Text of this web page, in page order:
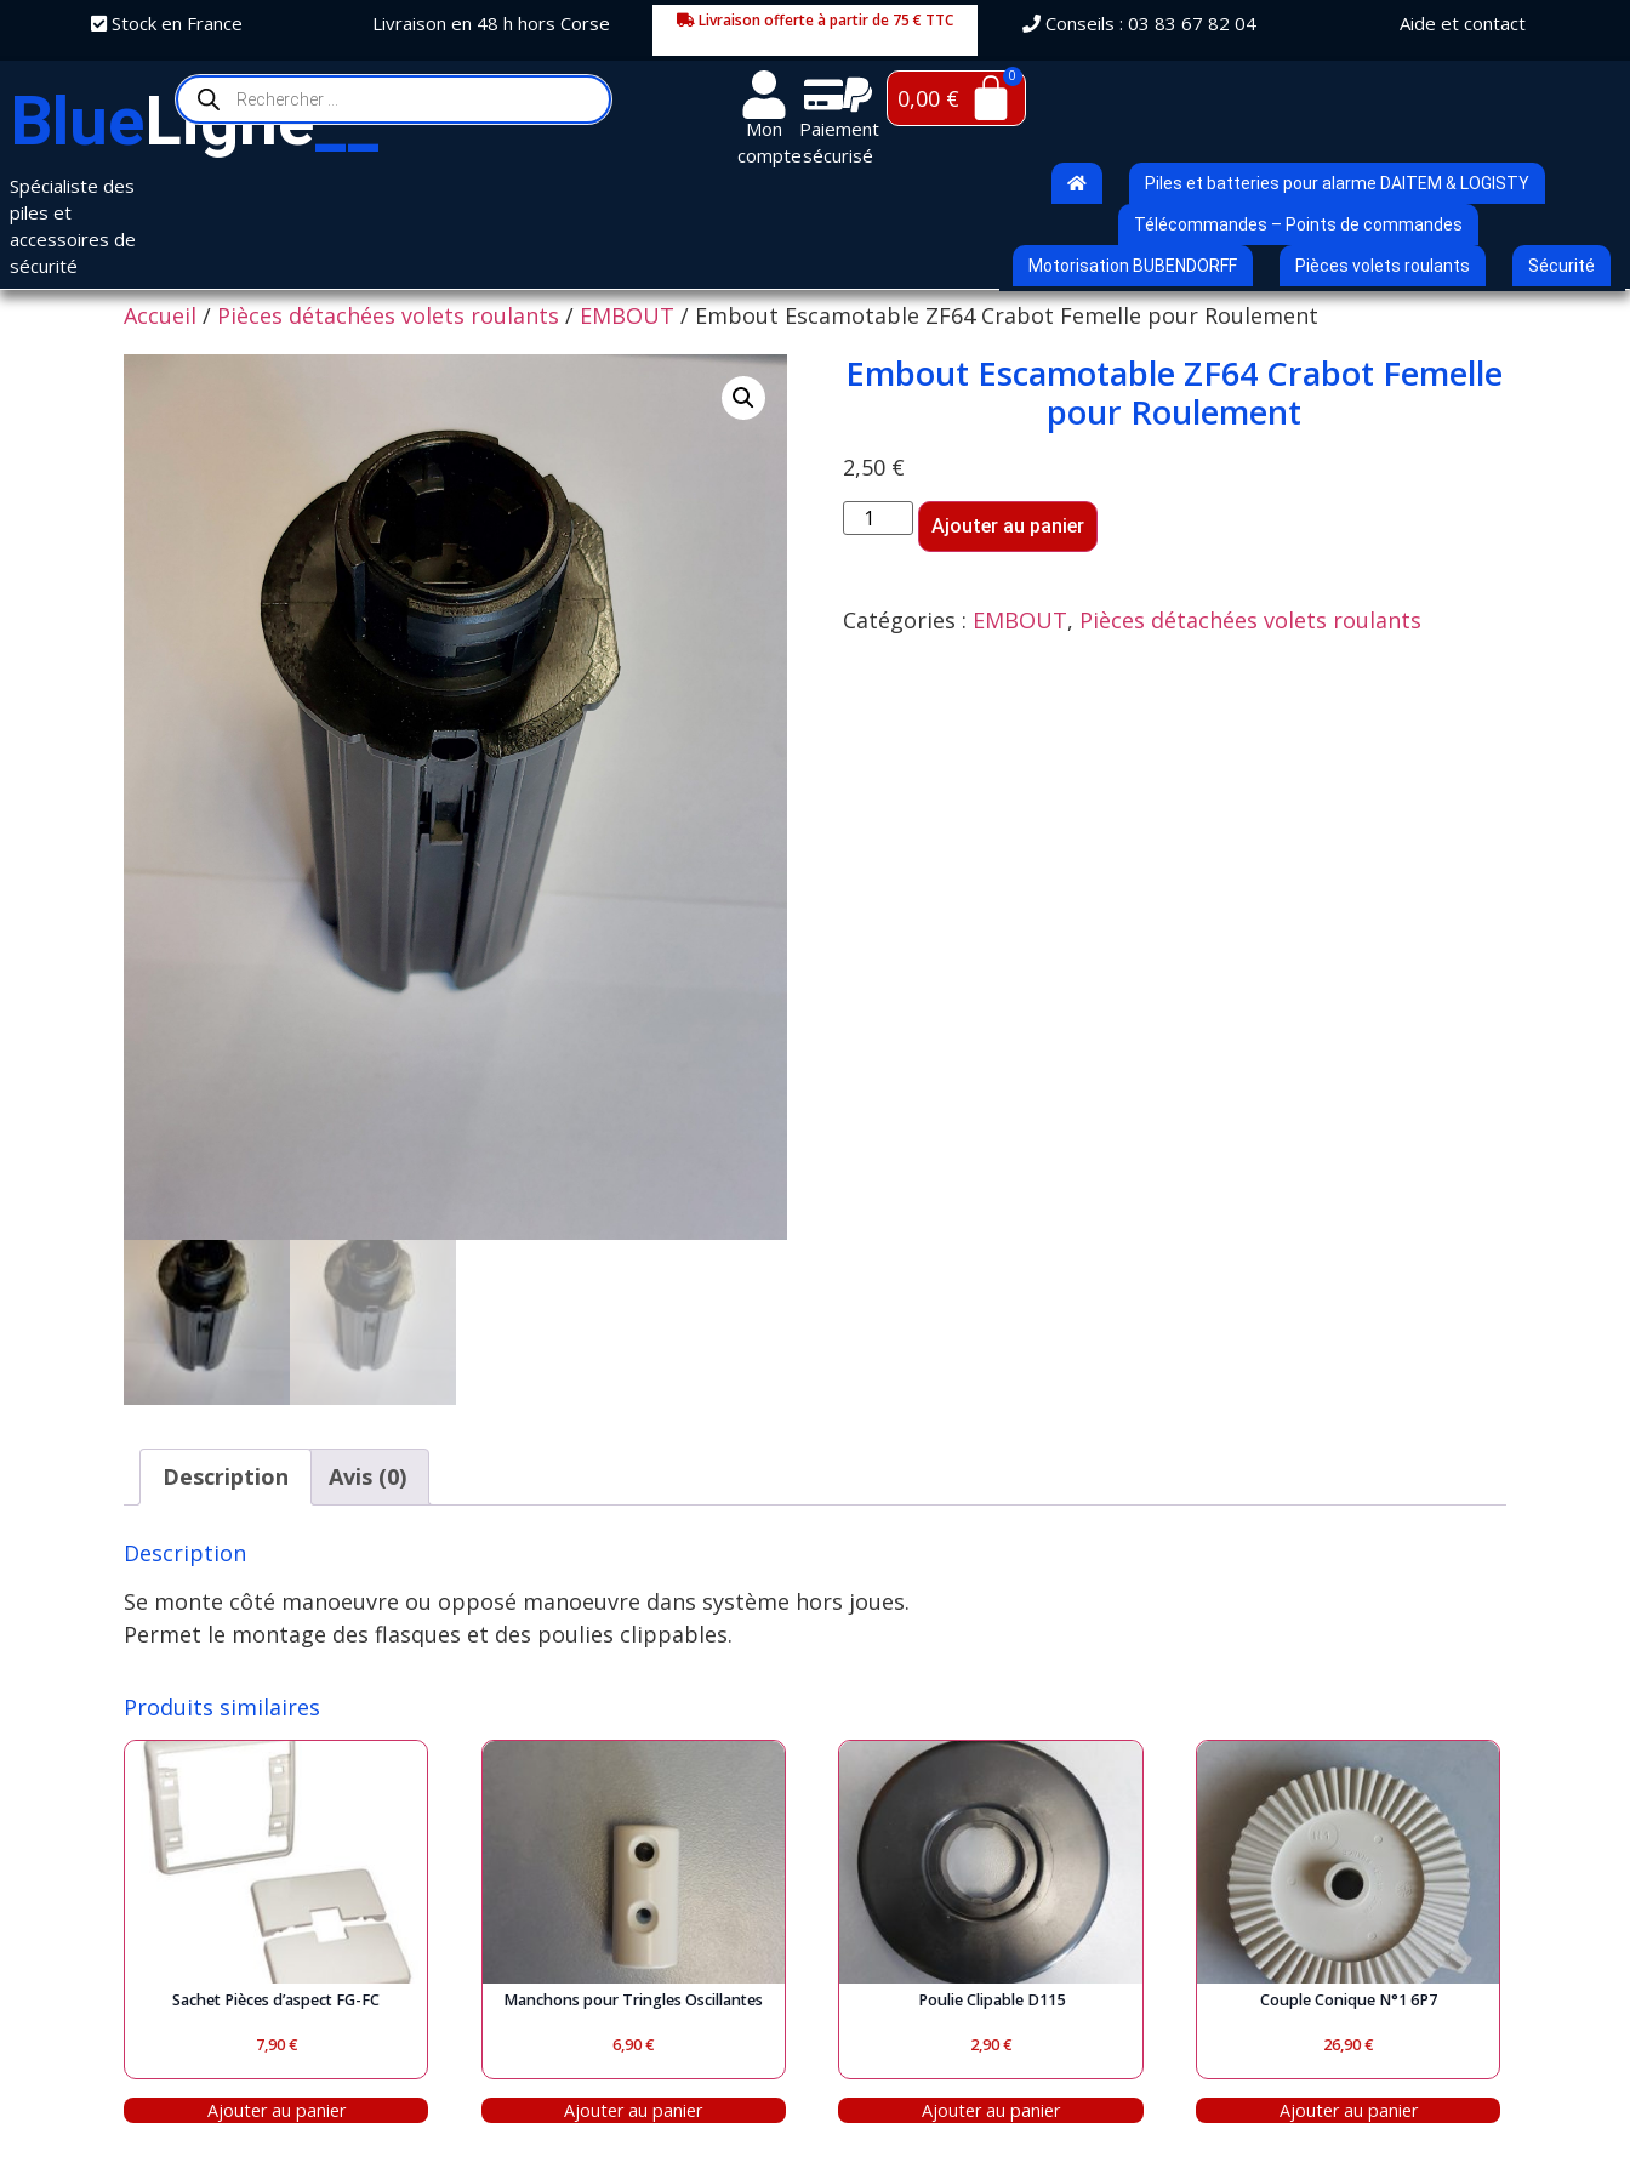
Stock en France Livraison en 48 h hors Corse Livraison offerte à partir de 75 € TTC Conseils : 03 83 67 82 04 Aide et contact
BlueLigne__
Spécialiste des
piles et
accessoires de
sécurité
Mon
compte
Paiement
sécurisé
0,00 €
Piles et batteries pour alarme DAITEM & LOGISTY
Télécommandes – Points de commandes
Motorisation BUBENDORFF Pièces volets roulants Sécurité
Accueil / Pièces détachées volets roulants / EMBOUT / Embout Escamotable ZF64 Crabot Femelle pour Roulement
Embout Escamotable ZF64 Crabot Femelle
pour Roulement
2,50 €
Ajouter au panier
Catégories : EMBOUT, Pièces détachées volets roulants
Description Avis (0)
Description
Se monte côté manoeuvre ou opposé manoeuvre dans système hors joues.
Permet le montage des flasques et des poulies clippables.
Produits similaires
Sachet Pièces d’aspect FG-FC
7,90€
Ajouter au panier
Manchons pour Tringles Oscillantes
6,90€
Ajouter au panier
Poulie Clipable D115
2,90€
Ajouter au panier
Couple Conique N°1 6P7
26,90€
Ajouter au panier